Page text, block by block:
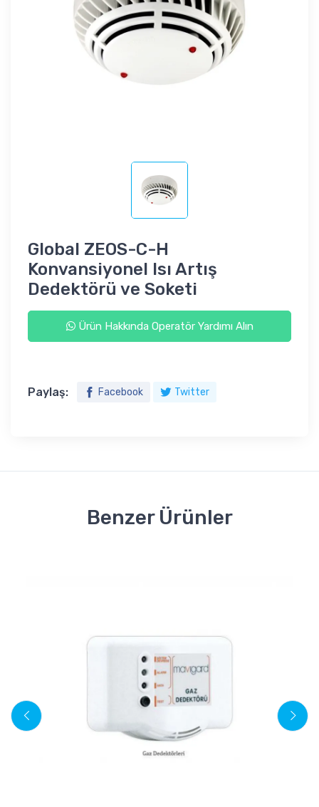
Global ZEOS-C-H
Konvansiyonel Isı Artış
Dedektörü ve Soketi
Ürün Hakkında Operatör Yardımı Alın
Paylaş: Facebook Twitter
Benzer Ürünler